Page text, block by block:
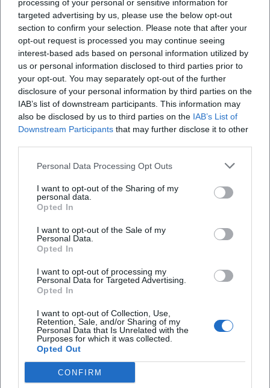
processing of your personal or sensitive information for
targeted advertising by us, please use the below opt-out
section to confirm your selection. Please note that after your
opt-out request is processed you may continue seeing
interest-based ads based on personal information utilized by
us or personal information disclosed to third parties prior to
your opt-out. You may separately opt-out of the further
disclosure of your personal information by third parties on the
IAB’s list of downstream participants. This information may
also be disclosed by us to third parties on the IAB’s List of
Downstream Participants that may further disclose it to other
Personal Data Processing Opt Outs
I want to opt-out of the Sharing of my
personal data.
Opted In
I want to opt-out of the Sale of my
Personal Data.
Opted In
I want to opt-out of processing my
Personal Data for Targeted Advertising.
Opted In
I want to opt-out of Collection, Use,
Retention, Sale, and/or Sharing of my
Personal Data that Is Unrelated with the
Purposes for which it was collected.
Opted Out
CONFIRM
Häufig gestellte Fragen
Wann findet das Konzert statt?
Wo ist der Veranstaltungsort?
Ist der Rocketclub barrierefrei?
Welche Musik erwartet das Publikum?